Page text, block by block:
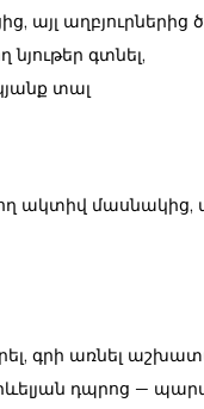
այլ աղբյուրներից
նյութեր գտնել,
տալ
ակտիվ մասնակից,
գրի առնել
դպրոց —